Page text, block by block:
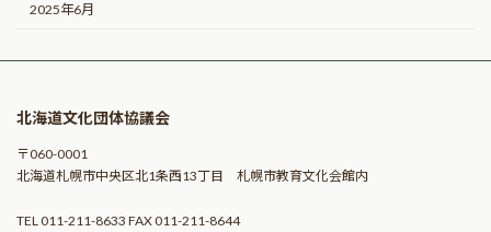
2025年6月
北海道文化団体協議会
〒060-0001
北海道札幌市中央区北1条西13丁目 札幌市教育文化会館内
TEL 011-211-8633 FAX 011-211-8644